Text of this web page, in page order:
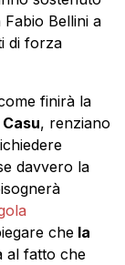
Bellini a
di forza
finirà la
, renziano
davvero la
che la
al fatto che